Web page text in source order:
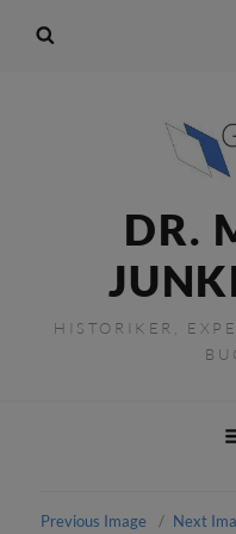
DR.
HISTORIKER,
Previous Image Next